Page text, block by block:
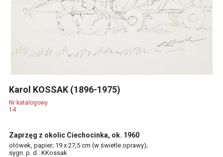
Karol KOSSAK (1896-1975)
Nr katalogowy
14
Zaprzęg z okolic Ciechocinka, ok. 1960
ołówek, papier; 19 x 27,5 cm (w świetle oprawy);
sygn. p. d.: KKossak